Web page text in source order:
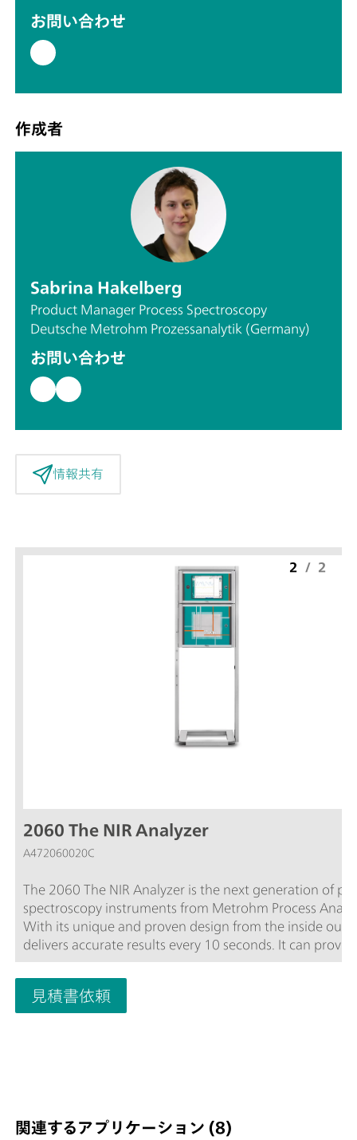
お問い合わせ
作成者
Sabrina Hakelberg
Product Manager Process Spectroscopy
Deutsche Metrohm Prozessanalytik (Germany)
お問い合わせ
情報共有
2060 The NIR Analyzer
A472060020C
The 2060 The NIR Analyzer is the next generation of
spectroscopy instruments from Metrohm Process
With its unique and proven design from the inside out,
delivers accurate results every 10 seconds. It can
destructive analysis of liquids and solids directly in the
process line or in a reaction vessel by using fiber optics
contact probes. It has been designed to connect up to
2 / 2
見積書依頼
関連するアプリケーション (8)